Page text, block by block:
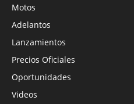
Motos
Adelantos
Lanzamientos
Precios Oficiales
Oportunidades
Videos